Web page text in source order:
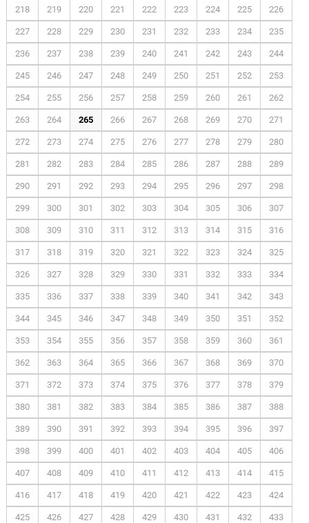
218 219 220 221 222 223 224 225 226
227 228 229 230 231 232 233 234 235
236 237 238 239 240 241 242 243 244
245 246 247 248 249 250 251 252 253
254 255 256 257 258 259 260 261 262
263 264 265 266 267 268 269 270 271
272 273 274 275 276 277 278 279 280
281 282 283 284 285 286 287 288 289
290 291 292 293 294 295 296 297 298
299 300 301 302 303 304 305 306 307
308 309 310 311 312 313 314 315 316
317 318 319 320 321 322 323 324 325
326 327 328 329 330 331 332 333 334
335 336 337 338 339 340 341 342 343
344 345 346 347 348 349 350 351 352
353 354 355 356 357 358 359 360 361
362 363 364 365 366 367 368 369 370
371 372 373 374 375 376 377 378 379
380 381 382 383 384 385 386 387 388
389 390 391 392 393 394 395 396 397
398 399 400 401 402 403 404 405 406
407 408 409 410 411 412 413 414 415
416 417 418 419 420 421 422 423 424
425 426 427 428 429 430 431 432 433